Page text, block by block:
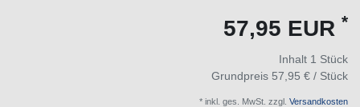
57,95 EUR *
Inhalt 1 Stück
Grundpreis 57,95 € / Stück
* inkl. ges. MwSt. zzgl. Versandkosten